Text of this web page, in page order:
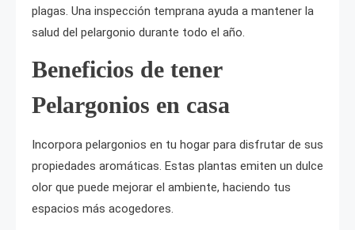
plagas. Una inspección temprana ayuda a mantener la
salud del pelargonio durante todo el año.
Beneficios de tener
Pelargonios en casa
Incorpora pelargonios en tu hogar para disfrutar de sus
propiedades aromáticas. Estas plantas emiten un dulce
olor que puede mejorar el ambiente, haciendo tus
espacios más acogedores.